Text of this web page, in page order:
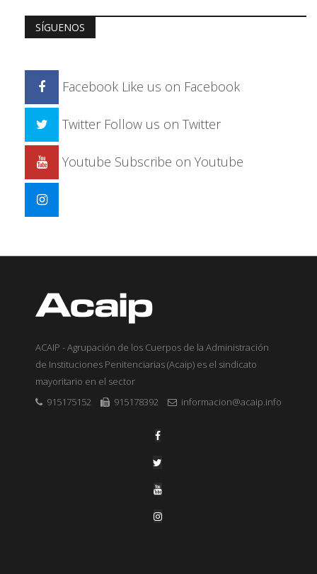
SÍGUENOS
Facebook Like us on Facebook
Twitter Follow us on Twitter
Youtube Subscribe on Youtube
ACAIP - Agrupación de los Cuerpos de la Administración
de Instituciones Penitenciarias (Acaip) es el sindicato
mayoritario en el sector
915175152
915178392 informacion@acaip.info